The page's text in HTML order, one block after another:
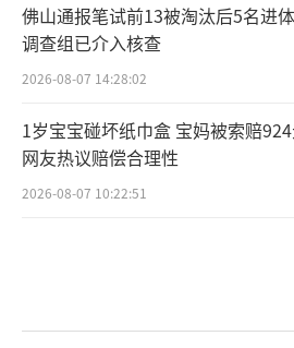
佛山通报笔试前13被淘汰后5名进
调查组已介入核查
2026-08-07 14:28:02
1岁宝宝碰坏纸巾盒 宝妈被索赔
网友热议赔偿合理性
2026-08-07 10:22:51